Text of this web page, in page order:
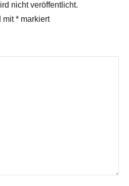
nicht veröffentlicht.
mit* markiert